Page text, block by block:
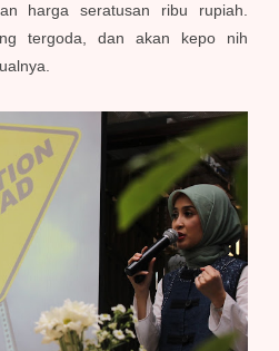
harga seratusan ribu rupiah.
tergoda, dan akan kepo nih